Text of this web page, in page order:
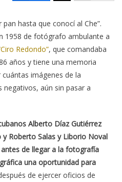
hasta que conocí al Che”.
1958 de fotógrafo ambulante a
Redondo”, que comandaba
años y tiene una memoria
imágenes de la
negativos, aún sin pasar a
Alberto Díaz Gutiérrez
y Roberto Salas y Liborio Noval
de llegar a la fotografía
una oportunidad para
de ejercer oficios de